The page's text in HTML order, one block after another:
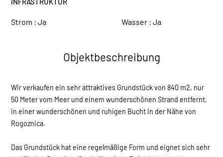
Strom :Ja Wasser :Ja
Objektbeschreibung
Wir verkaufen ein sehr attraktives Grundstück von 840 m2, nur
50 Meter vom Meer und einem wunderschönen Strand entfernt,
in einer wunderschönen und ruhigen Bucht in der Nähe von
Rogoznica.
Das Grundstück hat eine regelmäßige Form und eignet sich sehr